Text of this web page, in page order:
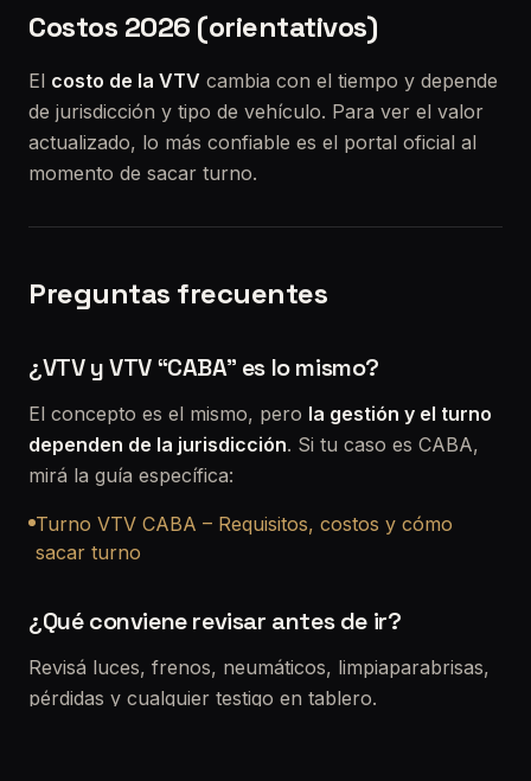
Costos 2026 (orientativos)
El costo de la VTV cambia con el tiempo y depende
de jurisdicción y tipo de vehículo. Para ver el valor
actualizado, lo más confiable es el portal oficial al
momento de sacar turno.
Preguntas frecuentes
¿VTV y VTV “CABA” es lo mismo?
El concepto es el mismo, pero la gestión y el turno
dependen de la jurisdicción. Si tu caso es CABA,
mirá la guía específica:
Turno VTV CABA – Requisitos, costos y cómo
sacar turno
¿Qué conviene revisar antes de ir?
Revisá luces, frenos, neumáticos, limpiaparabrisas,
pérdidas y cualquier testigo en tablero.